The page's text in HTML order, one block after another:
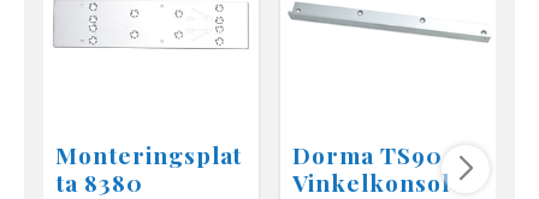
Monteringsplat
ta 8380
Dorma TS90
Vinkelkonsol